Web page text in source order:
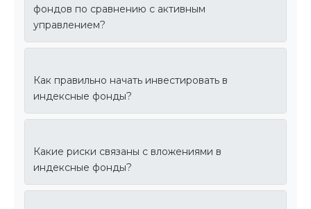
фондов по сравнению с активным
управлением?
Как правильно начать инвестировать в
индексные фонды?
Какие риски связаны с вложениями в
индексные фонды?